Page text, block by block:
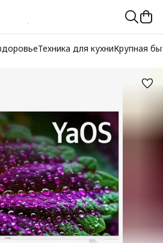
Техника для кухниКрупная